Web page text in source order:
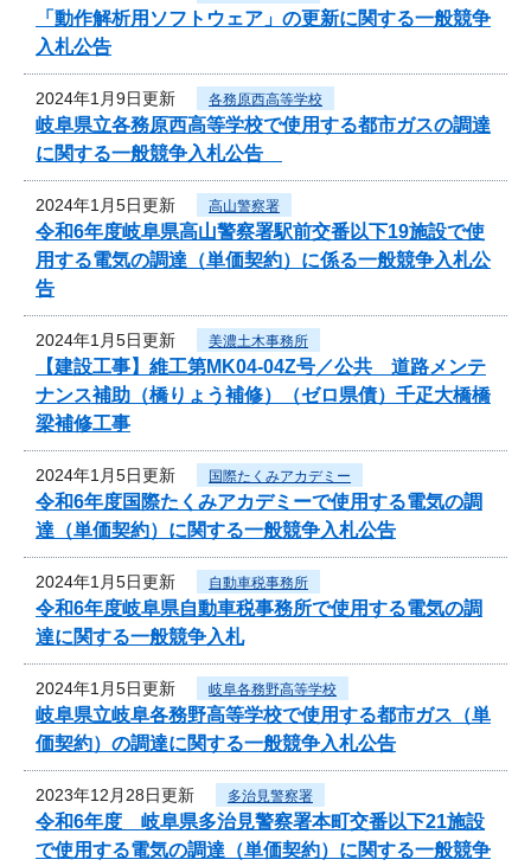
「動作解析用ソフトウェア」の更新に関する一般競争
入札公告
2024年1月9日更新 各務原西高等学校
岐阜県立各務原西高等学校で使用する都市ガスの調達
に関する一般競争入札公告
2024年1月5日更新 高山警察署
令和6年度岐阜県高山警察署駅前交番以下19施設で使
用する電気の調達（単価契約）に係る一般競争入札公
告
2024年1月5日更新 美濃土木事務所
【建設工事】維工第MK04-04Z号／公共 道路メンテ
ナンス補助（橋りょう補修）（ゼロ県債）千疋大橋橋
梁補修工事
2024年1月5日更新 国際たくみアカデミー
令和6年度国際たくみアカデミーで使用する電気の調
達（単価契約）に関する一般競争入札公告
2024年1月5日更新 自動車税事務所
令和6年度岐阜県自動車税事務所で使用する電気の調
達に関する一般競争入札
2024年1月5日更新 岐阜各務野高等学校
岐阜県立岐阜各務野高等学校で使用する都市ガス（単
価契約）の調達に関する一般競争入札公告
2023年12月28日更新 多治見警察署
令和6年度 岐阜県多治見警察署本町交番以下21施設
で使用する電気の調達（単価契約）に関する一般競争